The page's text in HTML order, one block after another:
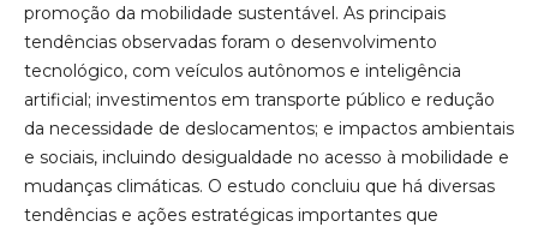
promoção da mobilidade sustentável. As principais
tendências observadas foram o desenvolvimento
tecnológico, com veículos autônomos e inteligência
artificial; investimentos em transporte público e redução
da necessidade de deslocamentos; e impactos ambientais
e sociais, incluindo desigualdade no acesso à mobilidade e
mudanças climáticas. O estudo concluiu que há diversas
tendências e ações estratégicas importantes que